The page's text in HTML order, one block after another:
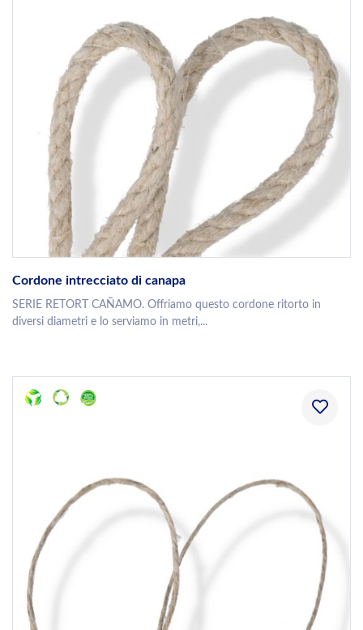
Cordone intrecciato di canapa
SERIE RETORT CAÑAMO. Offriamo questo cordone ritorto in
diversi diametri e lo serviamo in metri,...